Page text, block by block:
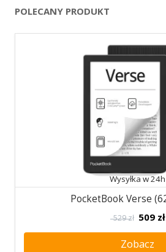
POLECANY PRODUKT
Wysyłka w 24h
PocketBook Verse
529 zł 509 zł
Zobacz